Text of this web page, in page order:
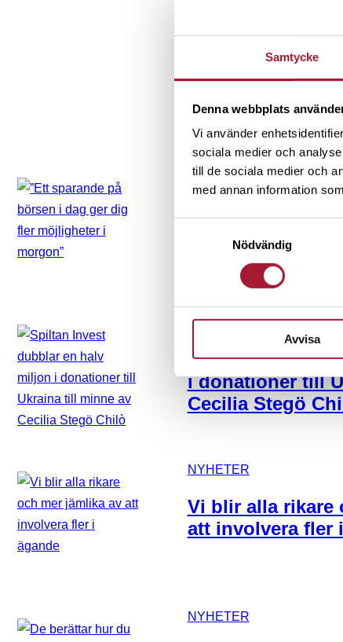
Samtycke
Denna webbplats
Vi använder
sociala medier och
till de sociala medier och
med annan information
Nödvändig
Avvisa
PORTRÄTT
”Ett sparande
fler möjligheter i
NYHETER
Spiltan Invest
i donationer till
Cecilia Stegö
NYHETER
Vi blir alla rikare
att involvera fler
NYHETER